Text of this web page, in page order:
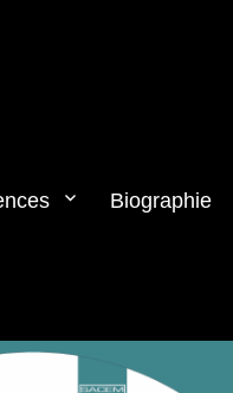
Biographie